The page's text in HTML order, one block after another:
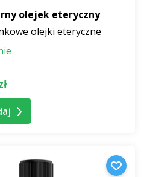
, podanego w opisach
olejek eteryczny
olejki eteryczne